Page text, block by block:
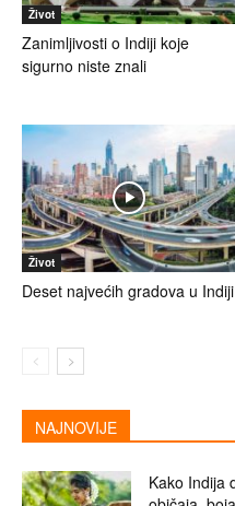
Život
Zanimljivosti o Indiji koje
sigurno niste znali
Život
Deset najvećih gradova u Indiji
NAJNOVIJE
Kako Indija